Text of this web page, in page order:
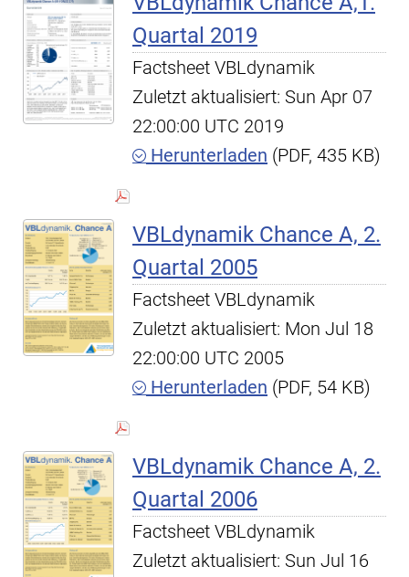
Quartal 2019
Factsheet VBLdynamik
Zuletzt aktualisiert: Sun Apr 07
22:00:00 UTC 2019
Herunterladen (PDF, 435 KB)
VBLdynamik Chance A, 2.
Quartal 2005
Factsheet VBLdynamik
Zuletzt aktualisiert: Mon Jul 18
22:00:00 UTC 2005
Herunterladen (PDF, 54 KB)
VBLdynamik Chance A, 2.
Quartal 2006
Factsheet VBLdynamik
Zuletzt aktualisiert: Sun Jul 16